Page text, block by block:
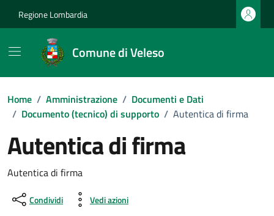
Regione Lombardia
Comune di Veleso
Home / Amministrazione / Documenti e Dati
/ Documento (tecnico) di supporto / Autentica di firma
Autentica di firma
Dettagli del documento
Autentica di firma
Condividi Vedi azioni